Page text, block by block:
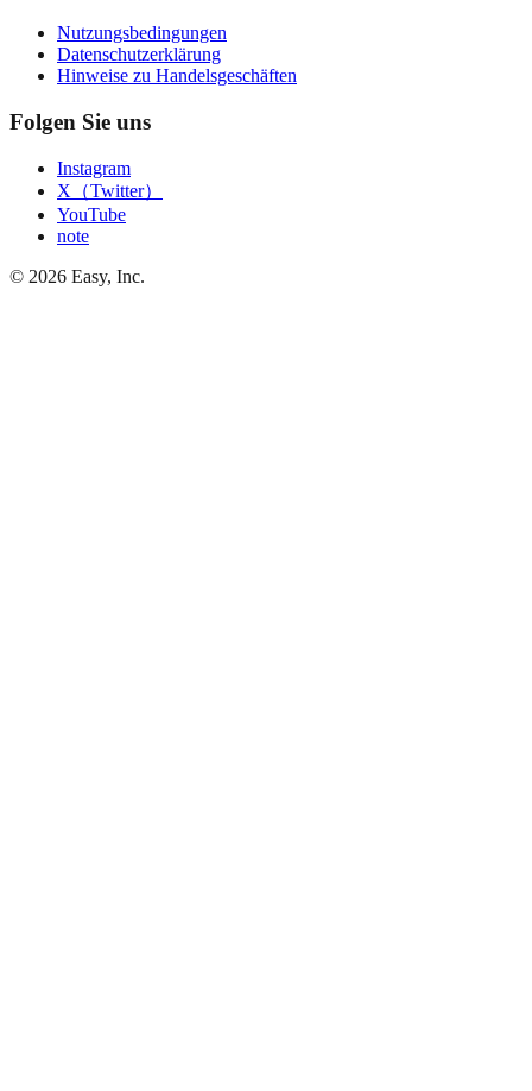
Nutzungsbedingungen
Datenschutzerklärung
Hinweise zu Handelsgeschäften
Folgen Sie uns
Instagram
X（Twitter）
YouTube
note
© 2026 Easy, Inc.